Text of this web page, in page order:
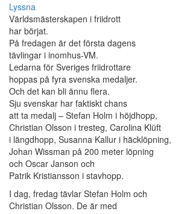
Lyssna
Världsmästerskapen i friidrott
har börjat.
På fredagen är det första dagens
tävlingar i inomhus-VM.
Ledarna för Sveriges friidrottare
hoppas på fyra svenska medaljer.
Och det kan bli ännu flera.
Sju svenskar har faktiskt chans
att ta medalj – Stefan Holm i höjdhopp,
Christian Olsson i tresteg, Carolina Klüft
i längdhopp, Susanna Kallur i häcklöpning,
Johan Wissman på 200 meter löpning
och Oscar Janson och
Patrik Kristiansson i stavhopp.
I dag, fredag tävlar Stefan Holm och
Christian Olsson. De är med